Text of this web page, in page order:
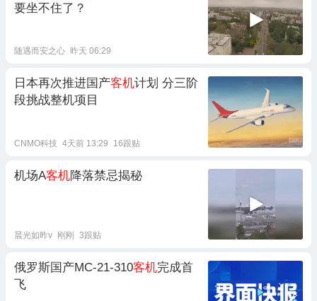
要坐不住了？
随遇而安之心 昨天 06:29
日本再次推进国产客机计划 分三阶
段挑战整机项目
CNMO科技 4天前 13:29 16跟贴
机场A客机降落禁忌揭秘
晨光如昨v 刚刚 3跟贴
俄罗斯国产MC-21-310客机完成首
飞